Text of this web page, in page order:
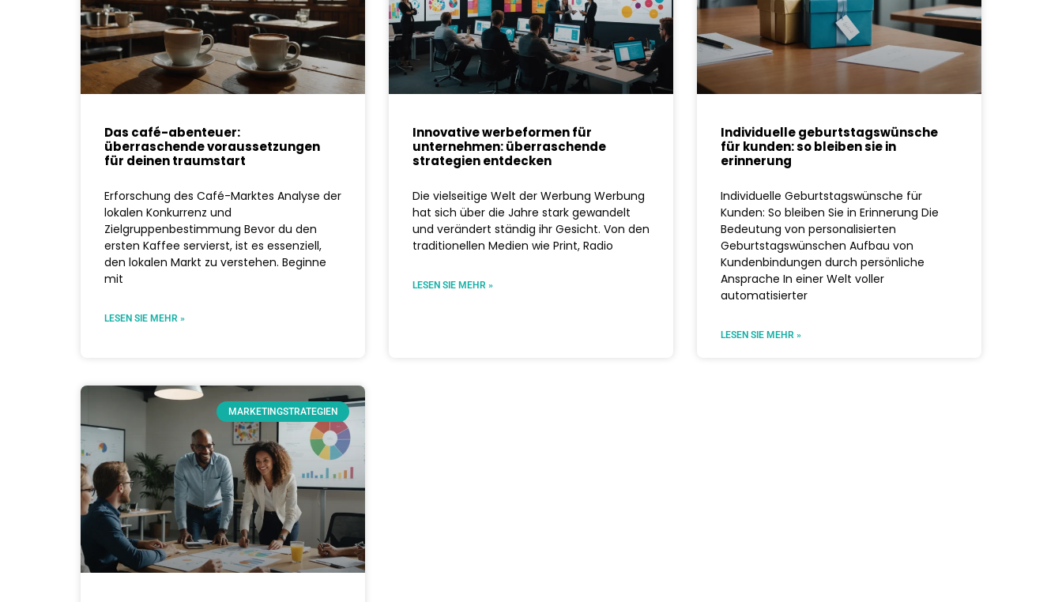
Das café-abenteuer:
überraschende voraussetzungen
für deinen traumstart
Erforschung des Café-Marktes Analyse der
lokalen Konkurrenz und
Zielgruppenbestimmung Bevor du den
ersten Kaffee servierst, ist es essenziell,
den lokalen Markt zu verstehen. Beginne
mit
LESEN SIE MEHR »
Innovative werbeformen für
unternehmen: überraschende
strategien entdecken
Die vielseitige Welt der Werbung Werbung
hat sich über die Jahre stark gewandelt
und verändert ständig ihr Gesicht. Von den
traditionellen Medien wie Print, Radio
LESEN SIE MEHR »
Individuelle geburtstagswünsche
für kunden: so bleiben sie in
erinnerung
Individuelle Geburtstagswünsche für
Kunden: So bleiben Sie in Erinnerung Die
Bedeutung von personalisierten
Geburtstagswünschen Aufbau von
Kundenbindungen durch persönliche
Ansprache In einer Welt voller
automatisierter
LESEN SIE MEHR »
MARKETINGSTRATEGIEN